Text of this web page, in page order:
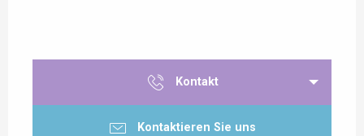
Kontakt
Kontaktieren Sie uns